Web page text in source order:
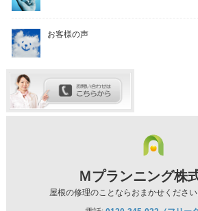
お客様の声
Ｍプランニング株
屋根の修理のことならおまかせください